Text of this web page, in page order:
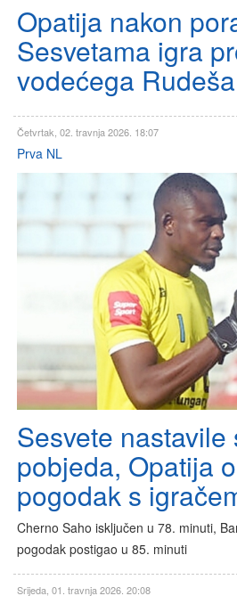
Opatija nakon
Sesvetama igra
vodećega Rudeša
Četvrtak, 02. travnja 2026. 18:07
Prva NL
Sesvete nastavile
pobjeda, Opatija
pogodak s
Cherno Saho isključen u 78. minuti,
pogodak postigao u 85. minuti
Srijeda, 01. travnja 2026. 20:08